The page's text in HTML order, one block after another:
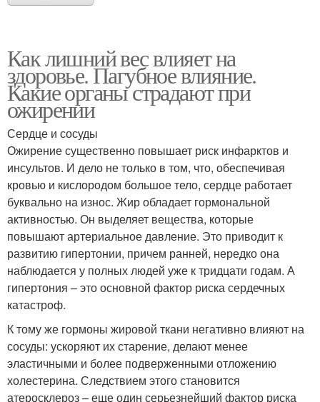
Как лишний вес влияет на
здоровье. Пагубное влияние.
Какие органы страдают при
ожирении
Сердце и сосуды
Ожирение существенно повышает риск инфарктов и
инсультов. И дело не только в том, что, обеспечивая
кровью и кислородом большое тело, сердце работает
буквально на износ. Жир обладает гормональной
активностью. Он выделяет вещества, которые
повышают артериальное давление. Это приводит к
развитию гипертонии, причем ранней, нередко она
наблюдается у полных людей уже к тридцати годам. А
гипертония – это основной фактор риска сердечных
катастроф.
К тому же гормоны жировой ткани негативно влияют на
сосуды: ускоряют их старение, делают менее
эластичными и более подверженными отложению
холестерина. Следствием этого становится
атеросклероз – еще один серьезнейший фактор риска